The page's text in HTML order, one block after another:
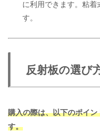
に利用できます。粘
す。
反射板の選び
購入の際は、以下のポイ
す。